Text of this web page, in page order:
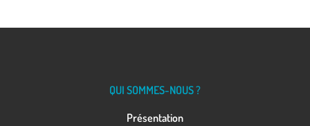
QUI SOMMES-NOUS ?
Présentation